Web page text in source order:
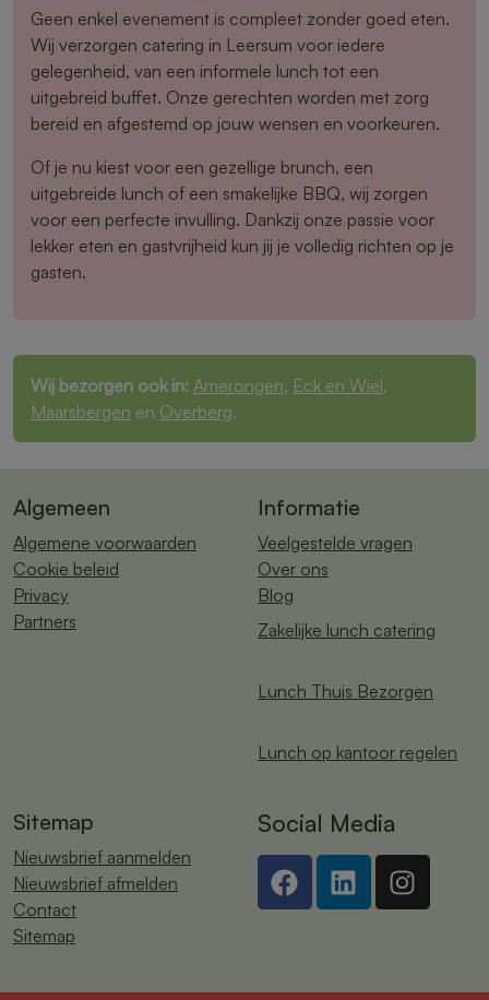
Geen enkel evenement is compleet zonder goed eten.
Wij verzorgen catering in Leersum voor iedere
gelegenheid, van een informele lunch tot een
uitgebreid buffet. Onze gerechten worden met zorg
bereid en afgestemd op jouw wensen en voorkeuren.
Of je nu kiest voor een gezellige brunch, een
uitgebreide lunch of een smakelijke BBQ, wij zorgen
voor een perfecte invulling. Dankzij onze passie voor
lekker eten en gastvrijheid kun jij je volledig richten op je
gasten.
Wij bezorgen ook in: Amerongen, Eck en Wiel,
Maarsbergen en Overberg.
Algemeen
Algemene voorwaarden
Cookie beleid
Privacy
Partners
Informatie
Veelgestelde vragen
Over ons
Blog
Zakelijke lunch catering
Lunch Thuis Bezorgen
Lunch op kantoor regelen
Sitemap
Nieuwsbrief aanmelden
Nieuwsbrief afmelden
Contact
Sitemap
Social Media